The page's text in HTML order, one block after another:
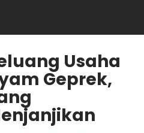
Usaha
Geprek,